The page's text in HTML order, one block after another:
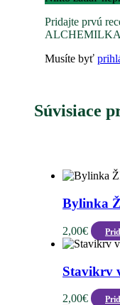
Pridajte prvú
Musíte byť
Súvisiace
Bylinka
2,00€
Stavikrv
2,00€